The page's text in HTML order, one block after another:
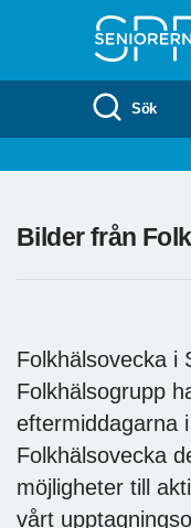
Sök
Bilder från
Folkhälsovecka i
Folkhälsogrupp
eftermiddagarna
Folkhälsovecka
möjligheter till
vårt